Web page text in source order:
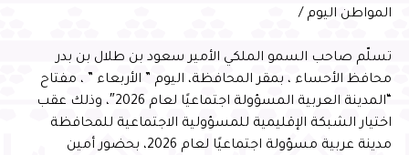
المواطن اليوم /
تسلّم صاحب السمو الملكي الأمير سعود بن طلال بن بدر
محافظ الأحساء ، بمقر المحافظة، اليوم ” الأربعاء ” ، مفتاح
“المدينة العربية المسؤولة اجتماعيًا لعام 2026″، وذلك عقب
اختيار الشبكة الإقليمية للمسؤولية الاجتماعية للمحافظة
مدينة عربية مسؤولة اجتماعيًا لعام 2026، بحضور أمين